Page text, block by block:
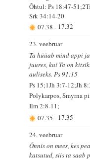
Õhtul: Ps 18:47-
Srk 34:14-20
07.38- 17.32
23. veebruar
Ta hüüab mind appi
juures, kui Ta on
auliseks. Ps 91:15
Ps 15;1Jh 3:7-12;Jh
Polykarpos, Smyrna
Ilm 2:8-11;
07.35- 17.35
24. veebruar
Õnnis on mees, kes
katsutud, siis ta saab